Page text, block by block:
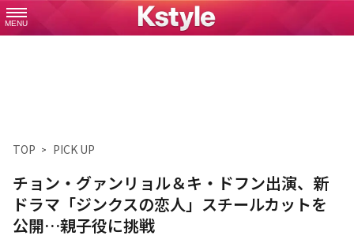
MENU
TOP PICK UP
チョン・グァンリョル＆キ・ドフン出演、新
ドラマ「ジンクスの恋人」スチールカットを
公開…親子役に挑戦